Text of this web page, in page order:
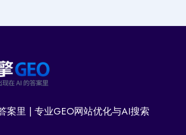
案里 | 专业GEO网站优化与AI搜索